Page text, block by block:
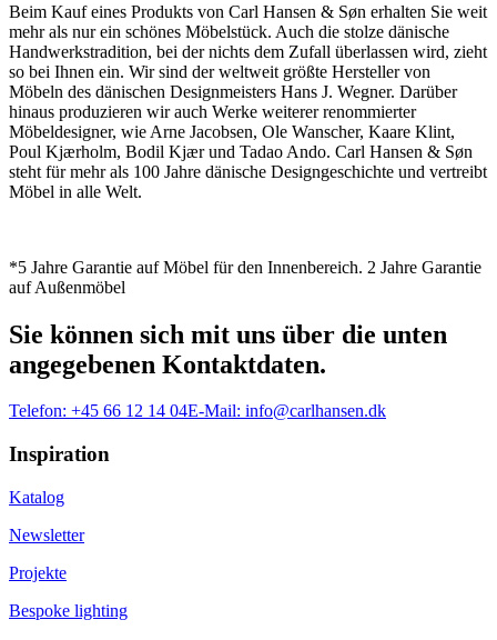
Beim Kauf eines Produkts von Carl Hansen & Søn erhalten Sie weit
mehr als nur ein schönes Möbelstück. Auch die stolze dänische
Handwerkstradition, bei der nichts dem Zufall überlassen wird, zieht
so bei Ihnen ein. Wir sind der weltweit größte Hersteller von
Möbeln des dänischen Designmeisters Hans J. Wegner. Darüber
hinaus produzieren wir auch Werke weiterer renommierter
Möbeldesigner, wie Arne Jacobsen, Ole Wanscher, Kaare Klint,
Poul Kjærholm, Bodil Kjær und Tadao Ando. Carl Hansen & Søn
steht für mehr als 100 Jahre dänische Designgeschichte und vertreibt
Möbel in alle Welt.
*5 Jahre Garantie auf Möbel für den Innenbereich. 2 Jahre Garantie
auf Außenmöbel
Sie können sich mit uns über die unten
angegebenen Kontaktdaten.
Telefon: +45 66 12 14 04E-Mail: info@carlhansen.dk
Inspiration
Katalog
Newsletter
Projekte
Bespoke lighting